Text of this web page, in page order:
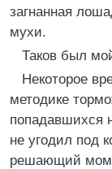
загнанная
мухи.
Таков был
Некоторое
методике
попадавшихся
не угодил под
решающий